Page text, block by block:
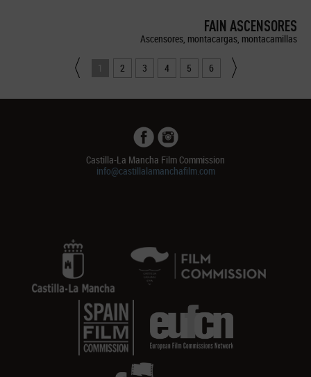
FAIN ASCENSORES
Ascensores, montacargas, montacamillas
1 2 3 4 5 6
Castilla-La Mancha Film Commission
info@castillalamanchafilm.com